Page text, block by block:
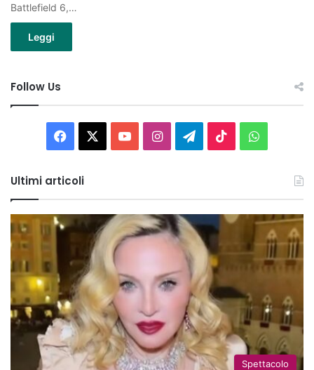
Battlefield 6,…
Leggi
Follow Us
Facebook You InstagramTelegram
TikTok
Ultimi articoli
Spettacolo